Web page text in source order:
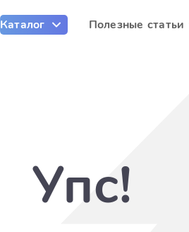
Каталог Полезные статьи
Упс!